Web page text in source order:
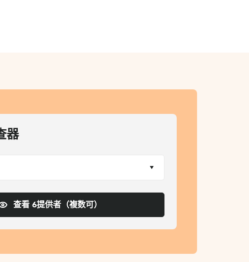
器
查看 6提供者（複数可）